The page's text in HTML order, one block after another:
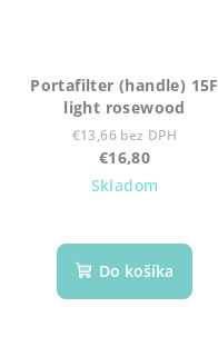
Portafilter (handle) 15F
light rosewood
€13,66 bez DPH
€16,80
Skladom
Do košíka